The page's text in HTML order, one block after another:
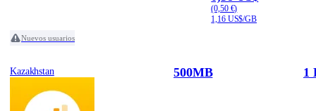
(0,50 €)
1,16 US$/GB
Nuevos usuarios
Kazakhstan 500MB 1